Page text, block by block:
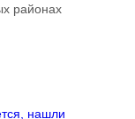
районах